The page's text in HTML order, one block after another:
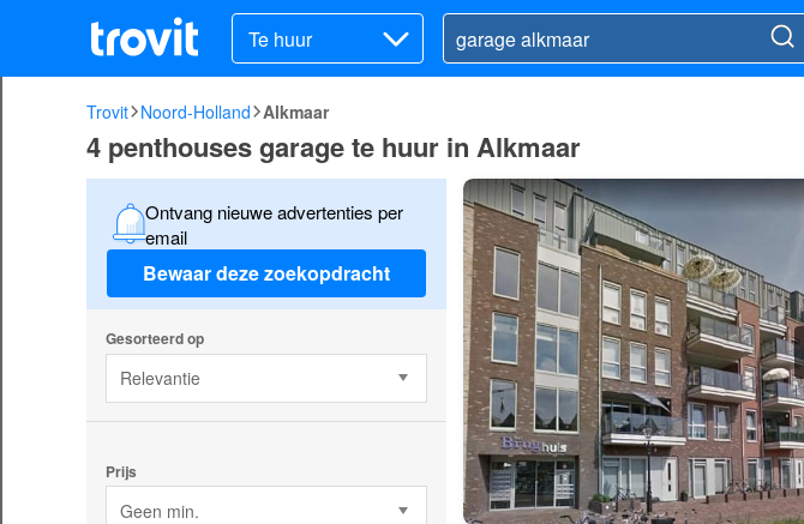
Te huur
Trovit Noord-Holland Alkmaar
4 penthouses garage te huur in Alkmaar
Ontvang nieuwe advertenties per
email
Bewaar deze zoekopdracht
Gesorteerd op
Relevantie
Prijs
Geen min.